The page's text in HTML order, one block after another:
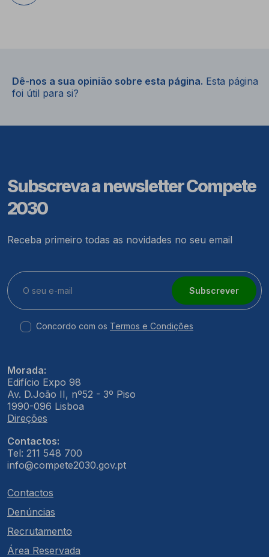
Dê-nos a sua opinião sobre esta página. Esta página
foi útil para si?
Subscreva a newsletter Compete
2030
Receba primeiro todas as novidades no seu email
Subscrever
Concordo com os Termos e Condições
Morada:
Edifício Expo 98
Av. D.João II, nº52 - 3º Piso
1990-096 Lisboa
Direções
Contactos:
Tel: 211 548 700
info@compete2030.gov.pt
Contactos
Denúncias
Recrutamento
Área Reservada